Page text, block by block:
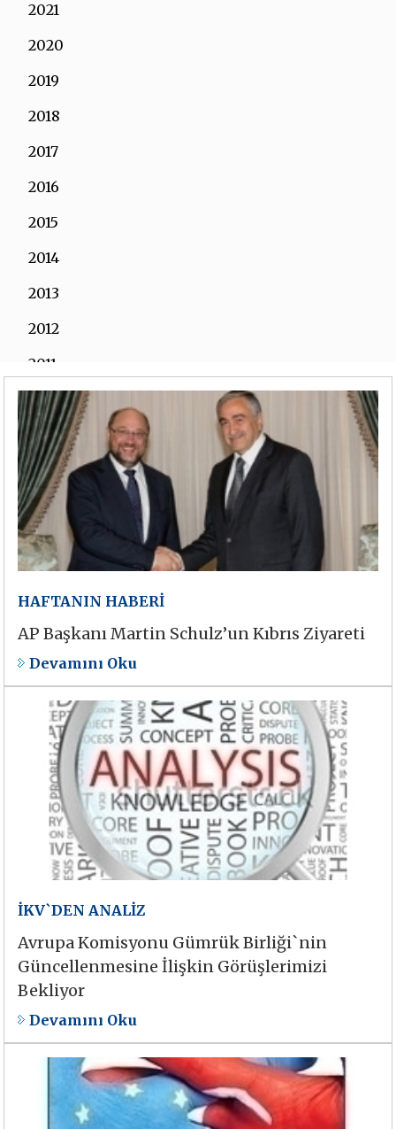
2021
2020
2019
2018
2017
2016
2015
2014
2013
2012
2011
2010
2009
2008
2007
2006
HAFTANIN HABERİ
AP Başkanı Martin Schulz’un Kıbrıs Ziyareti
Devamını Oku
İKV`DEN ANALİZ
Avrupa Komisyonu Gümrük Birliği`nin
Güncellenmesine İlişkin Görüşlerimizi
Bekliyor
Devamını Oku